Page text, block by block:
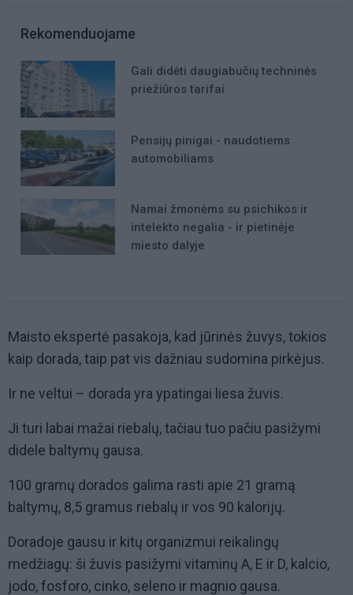
Rekomenduojame
Gali didėti daugiabučių techninės
priežiūros tarifai
Pensijų pinigai - naudotiems
automobiliams
Namai žmonėms su psichikos ir
intelekto negalia - ir pietinėje
miesto dalyje
Maisto ekspertė pasakoja, kad jūrinės žuvys, tokios
kaip dorada, taip pat vis dažniau sudomina pirkėjus.
Ir ne veltui – dorada yra ypatingai liesa žuvis.
Ji turi labai mažai riebalų, tačiau tuo pačiu pasižymi
didele baltymų gausa.
100 gramų dorados galima rasti apie 21 gramą
baltymų, 8,5 gramus riebalų ir vos 90 kalorijų.
Doradoje gausu ir kitų organizmui reikalingų
medžiagų: ši žuvis pasižymi vitaminų A, E ir D, kalcio,
jodo, fosforo, cinko, seleno ir magnio gausa.